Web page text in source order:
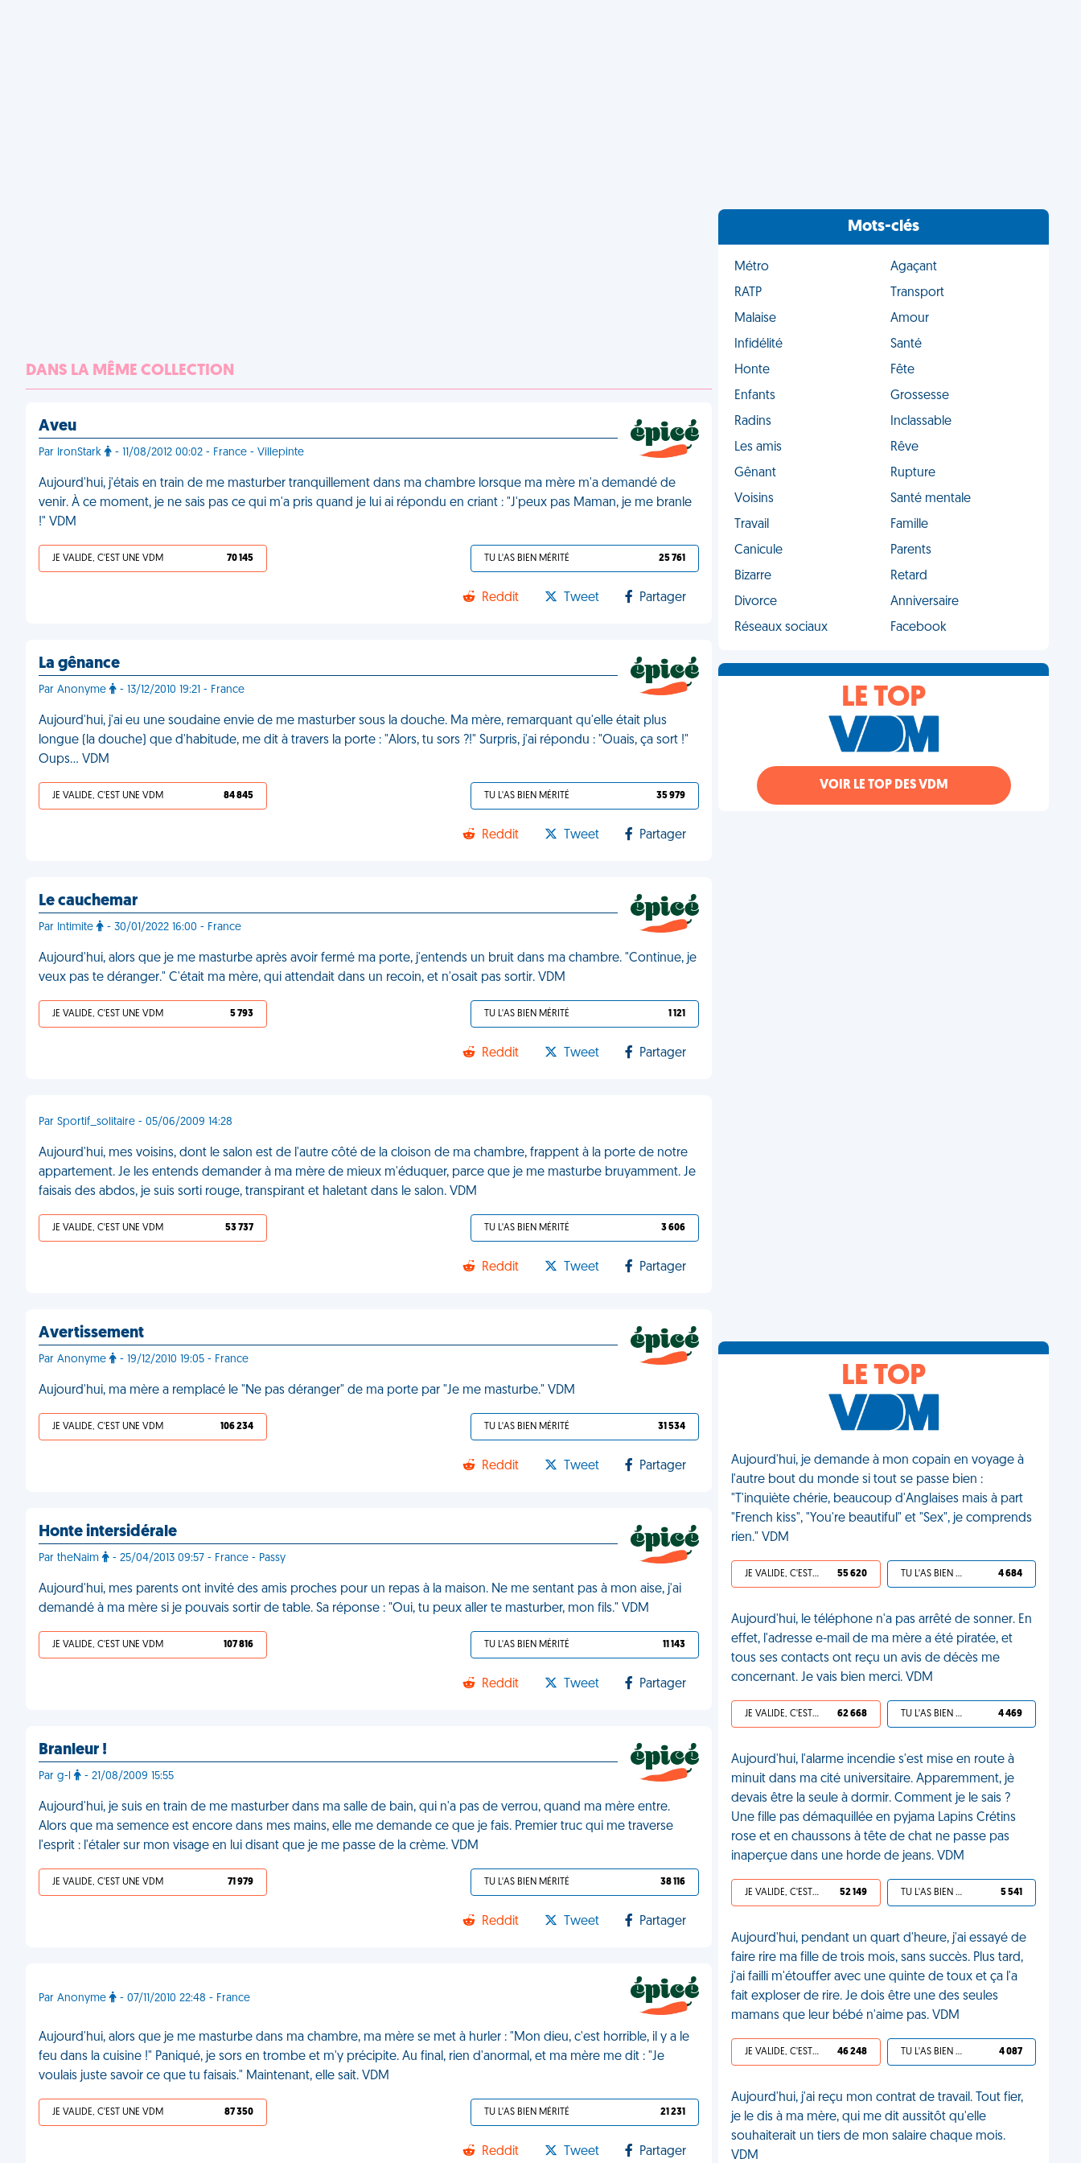
DANS LA MÊME COLLECTION
Aveu
Par IronStark - 11/08/2012 00:02 - France - Villepinte
Aujourd'hui, j'étais en train de me masturber tranquillement dans ma chambre lorsque ma mère m'a demandé de
venir. À ce moment, je ne sais pas ce qui m'a pris quand je lui ai répondu en criant : "J'peux pas Maman, je me branle
!" VDM
JE VALIDE, C'EST UNE VDM 70 145 TU L'AS BIEN MÉRITÉ 25 761
Reddit Tweet Partager
La gênance
Par Anonyme - 13/12/2010 19:21 - France
Aujourd'hui, j'ai eu une soudaine envie de me masturber sous la douche. Ma mère, remarquant qu'elle était plus
longue (la douche) que d'habitude, me dit à travers la porte : "Alors, tu sors ?!" Surpris, j'ai répondu : "Ouais, ça sort !"
Oups... VDM
JE VALIDE, C'EST UNE VDM 84 845 TU L'AS BIEN MÉRITÉ 35 979
Reddit Tweet Partager
Le cauchemar
Par Intimite - 30/01/2022 16:00 - France
Aujourd'hui, alors que je me masturbe après avoir fermé ma porte, j'entends un bruit dans ma chambre. "Continue, je
veux pas te déranger." C'était ma mère, qui attendait dans un recoin, et n'osait pas sortir. VDM
JE VALIDE, C'EST UNE VDM 5 793 TU L'AS BIEN MÉRITÉ 1 121
Reddit Tweet Partager
Par Sportif_solitaire - 05/06/2009 14:28
Aujourd'hui, mes voisins, dont le salon est de l'autre côté de la cloison de ma chambre, frappent à la porte de notre
appartement. Je les entends demander à ma mère de mieux m'éduquer, parce que je me masturbe bruyamment. Je
faisais des abdos, je suis sorti rouge, transpirant et haletant dans le salon. VDM
JE VALIDE, C'EST UNE VDM 53 737 TU L'AS BIEN MÉRITÉ 3 606
Reddit Tweet Partager
Avertissement
Par Anonyme - 19/12/2010 19:05 - France
Aujourd'hui, ma mère a remplacé le "Ne pas déranger" de ma porte par "Je me masturbe." VDM
JE VALIDE, C'EST UNE VDM 106 234 TU L'AS BIEN MÉRITÉ 31 534
Reddit Tweet Partager
Honte intersidérale
Par theNaim - 25/04/2013 09:57 - France - Passy
Aujourd'hui, mes parents ont invité des amis proches pour un repas à la maison. Ne me sentant pas à mon aise, j'ai
demandé à ma mère si je pouvais sortir de table. Sa réponse : "Oui, tu peux aller te masturber, mon fils." VDM
JE VALIDE, C'EST UNE VDM 107 816 TU L'AS BIEN MÉRITÉ 11 143
Reddit Tweet Partager
Branleur !
Par g-l - 21/08/2009 15:55
Aujourd'hui, je suis en train de me masturber dans ma salle de bain, qui n'a pas de verrou, quand ma mère entre.
Alors que ma semence est encore dans mes mains, elle me demande ce que je fais. Premier truc qui me traverse
l'esprit : l'étaler sur mon visage en lui disant que je me passe de la crème. VDM
JE VALIDE, C'EST UNE VDM 71 979 TU L'AS BIEN MÉRITÉ 38 116
Reddit Tweet Partager
Par Anonyme - 07/11/2010 22:48 - France
Aujourd'hui, alors que je me masturbe dans ma chambre, ma mère se met à hurler : "Mon dieu, c'est horrible, il y a le
feu dans la cuisine !" Paniqué, je sors en trombe et m'y précipite. Au final, rien d'anormal, et ma mère me dit : "Je
voulais juste savoir ce que tu faisais." Maintenant, elle sait. VDM
JE VALIDE, C'EST UNE VDM 87 350 TU L'AS BIEN MÉRITÉ 21 231
Reddit Tweet Partager
Mots-clés
Métro
Agaçant
RATP
Transport
Malaise
Amour
Infidélité
Santé
Honte
Fête
Enfants
Grossesse
Radins
Inclassable
Les amis
Rêve
Gênant
Rupture
Voisins
Santé mentale
Travail
Famille
Canicule
Parents
Bizarre
Retard
Divorce
Anniversaire
Réseaux sociaux
Facebook
LE TOP
VOIR LE TOP DES VDM
LE TOP
Aujourd'hui, je demande à mon copain en voyage à
l'autre bout du monde si tout se passe bien :
"T'inquiète chérie, beaucoup d'Anglaises mais à part
"French kiss", "You're beautiful" et "Sex", je comprends
rien." VDM
JE VALIDE, C'EST UNE VDM 55 620 TU L'AS BIEN MÉRITÉ 4 684
Aujourd'hui, le téléphone n'a pas arrêté de sonner. En
effet, l'adresse e-mail de ma mère a été piratée, et
tous ses contacts ont reçu un avis de décès me
concernant. Je vais bien merci. VDM
JE VALIDE, C'EST UNE VDM 62 668 TU L'AS BIEN MÉRITÉ 4 469
Aujourd'hui, l'alarme incendie s'est mise en route à
minuit dans ma cité universitaire. Apparemment, je
devais être la seule à dormir. Comment je le sais ?
Une fille pas démaquillée en pyjama Lapins Crétins
rose et en chaussons à tête de chat ne passe pas
inaperçue dans une horde de jeans. VDM
JE VALIDE, C'EST UNE VDM 52 149 TU L'AS BIEN MÉRITÉ 5 541
Aujourd'hui, pendant un quart d'heure, j'ai essayé de
faire rire ma fille de trois mois, sans succès. Plus tard,
j'ai failli m'étouffer avec une quinte de toux et ça l'a
fait exploser de rire. Je dois être une des seules
mamans que leur bébé n'aime pas. VDM
JE VALIDE, C'EST UNE VDM 46 248 TU L'AS BIEN MÉRITÉ 4 087
Aujourd'hui, j'ai reçu mon contrat de travail. Tout fier,
je le dis à ma mère, qui me dit aussitôt qu'elle
souhaiterait un tiers de mon salaire chaque mois.
VDM